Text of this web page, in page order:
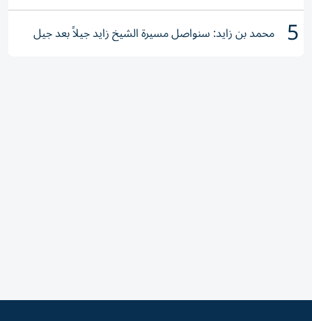
5 محمد بن زايد: سنواصل مسيرة الشيخ زايد جيلاً بعد جيل